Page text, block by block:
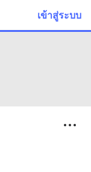
เข้าสู่ระบบ